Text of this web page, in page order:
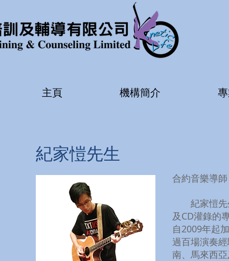
主頁 機構簡介
紀家愷先生
合約音樂導師​
紀家愷先
及CD灌錄的
自2009年起
過百場演奏
南、馬來西